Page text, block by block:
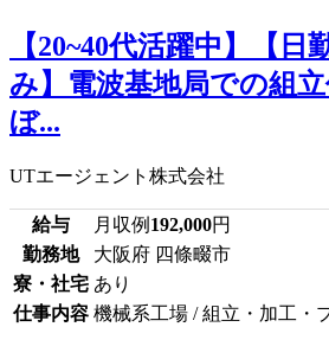
【20~40代活躍中】【日
み】電波基地局での組
ぼ...
UTエージェント株式会社
給与 月収例 192,000円
勤務地
大阪府 四條畷市
寮・社宅 あり
仕事内容 機械系工場 / 組立・加工・